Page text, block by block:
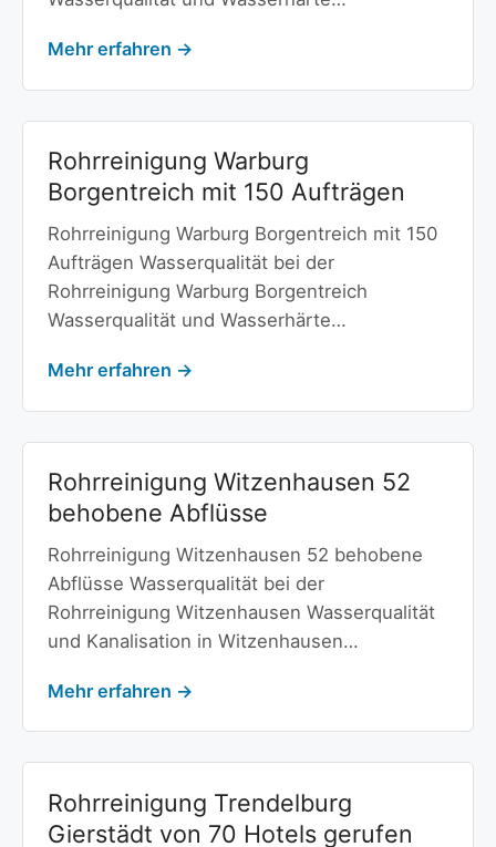
Mehr erfahren →
Rohrreinigung Warburg
Borgentreich mit 150 Aufträgen
Rohrreinigung Warburg Borgentreich mit 150
Aufträgen Wasserqualität bei der
Rohrreinigung Warburg Borgentreich
Wasserqualität und Wasserhärte…
Mehr erfahren →
Rohrreinigung Witzenhausen 52
behobene Abflüsse
Rohrreinigung Witzenhausen 52 behobene
Abflüsse Wasserqualität bei der
Rohrreinigung Witzenhausen Wasserqualität
und Kanalisation in Witzenhausen…
Mehr erfahren →
Rohrreinigung Trendelburg
Gierstädt von 70 Hotels gerufen